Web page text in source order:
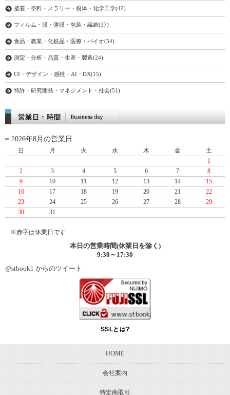
2014/2/13
書籍『水素社会実現の道筋とビジネスチャンス 日本
全国での実現性を探る!』 発刊。
書籍『フィラーの配向制御技術』 発刊。
の最前線と課題－地産地消と地域活性－』発刊。
2013/11/20
書籍『有機溶媒における微粒子の分散・安定化技
術』 発刊。
2013/9/27
書籍『リチウムイオン2次電池の革新技術と次世代2次
2013/8/29
書籍『中小型タッチパネルの機能・耐久・生産性を向
上させる材料技術』 発刊。
2013/8/28
書籍『医療機器/ヘルスケア関連商品の薬事法“超”入門
講座』 発刊。
2013/7/10
書籍『多様な熱源に対応する熱電発電システム技
術』 発刊。
『晶析の強化書【増補版】～有機合成者でもわかる晶
『新しいプロピレン製造プロセス -シェールガス・天
然ガス革命への対応技術-』 発刊。
『医薬品・食品包装の設計と規制・規格動向-品質・安
全・使用性向上のために-』 発刊。
『導電・絶縁材料の電気および熱伝導特性制御』 発
『新しい溶媒を用いた有機合成』 発刊。
書籍 『高分子材料強度のすべて～ビギナーからベテラ
接着・塗料・スラリー・粉体・化学工学(42)
フィルム・膜・薄膜・包装・繊維(37)
食品・農業・化粧品・医療・バイオ(54)
測定・分析・品質・生産・製造(24)
UI・デザイン・感性・AI・DX(15)
特許・研究開発・マネジメント・社会(51)
2026年8月の営業日
日 月 火 水 木 金
土
1
2
3 4 5 6 7
8
9
10 11 12 13 14
15
16
17 18 19 20 21
22
23
24 25 26 27 28
29
30
31
※赤字は休業日です
本日の営業時間(休業日を除く)
9:30～17:30
@stbook1 からのツイート
SSLとは?
HOME
会社案内
特定商取引